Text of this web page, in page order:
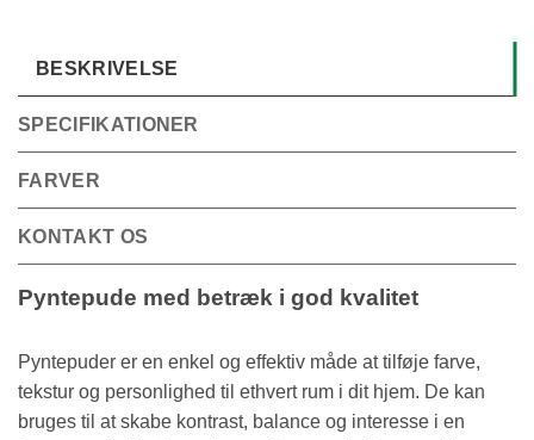
BESKRIVELSE
SPECIFIKATIONER
FARVER
KONTAKT OS
Pyntepude med betræk i god kvalitet
Pyntepuder er en enkel og effektiv måde at tilføje farve,
tekstur og personlighed til ethvert rum i dit hjem. De kan
bruges til at skabe kontrast, balance og interesse i en